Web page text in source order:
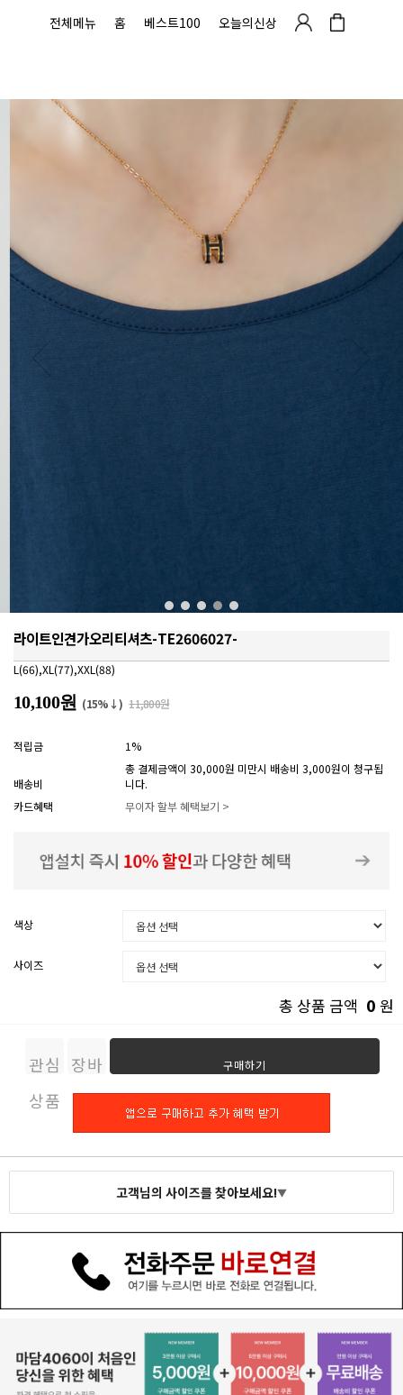
전체메뉴 홈 베스트100 오늘의신상
라이트인견가오리티셔츠-TE2606027-
L(66),XL(77),XXL(88)
10,100원 (15%↓) 11,800원
적립금 1%
배송비
총 결제금액이 30,000원 미만시 배송비 3,000원이 청구됩
니다.
카드혜택
무이자 할부 혜택보기 >
색상
사이즈
총 상품 금액 0 원
관심
상품
장바
구니
구매하기
고객님의 사이즈를 찾아보세요!▼